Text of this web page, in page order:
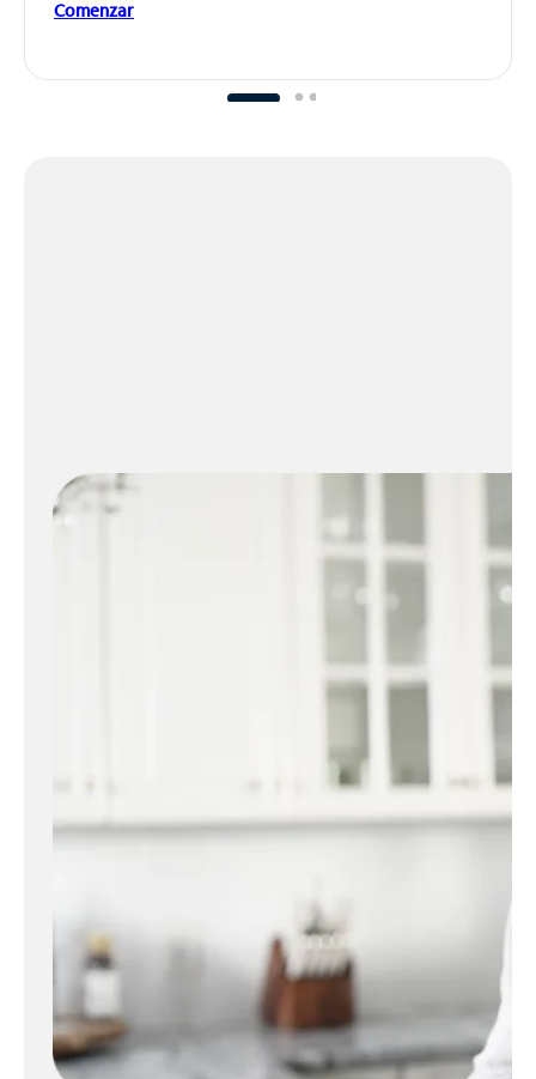
Comenzar